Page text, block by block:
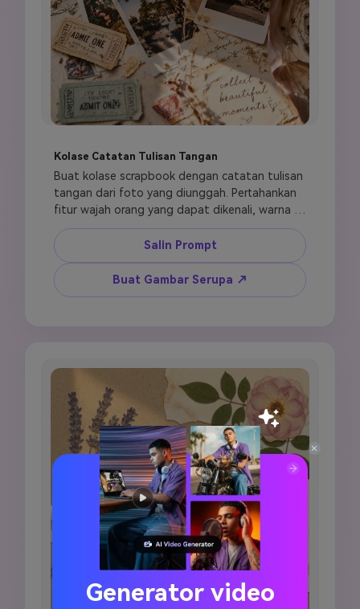
Kolase Catatan Tulisan Tangan
Buat kolase scrapbook dengan catatan tulisan
tangan dari foto yang diunggah. Pertahankan
fitur wajah orang yang dapat dikenali, warna
kulit, rambut, ekspresi, dan aksesori pribadi.
Susun potret utama sebagai potongan tengah
besar dengan 2 hingga 3 panel foto gaya
candid lebih kecil di sekelilingnya. Tambahkan
teks kursif tulisan tangan yang berbunyi "my
siang alami lembut, bayangan lembut dari
elemen kertas berlapis, grain film ringan, dan
atmosfer journaling pribadi. Vertikal 9:16,
estetika kenangan nyaman.
Salin Prompt
Buat Gambar Serupa ↗
Generator video